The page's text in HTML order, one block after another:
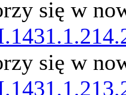
się w
się w